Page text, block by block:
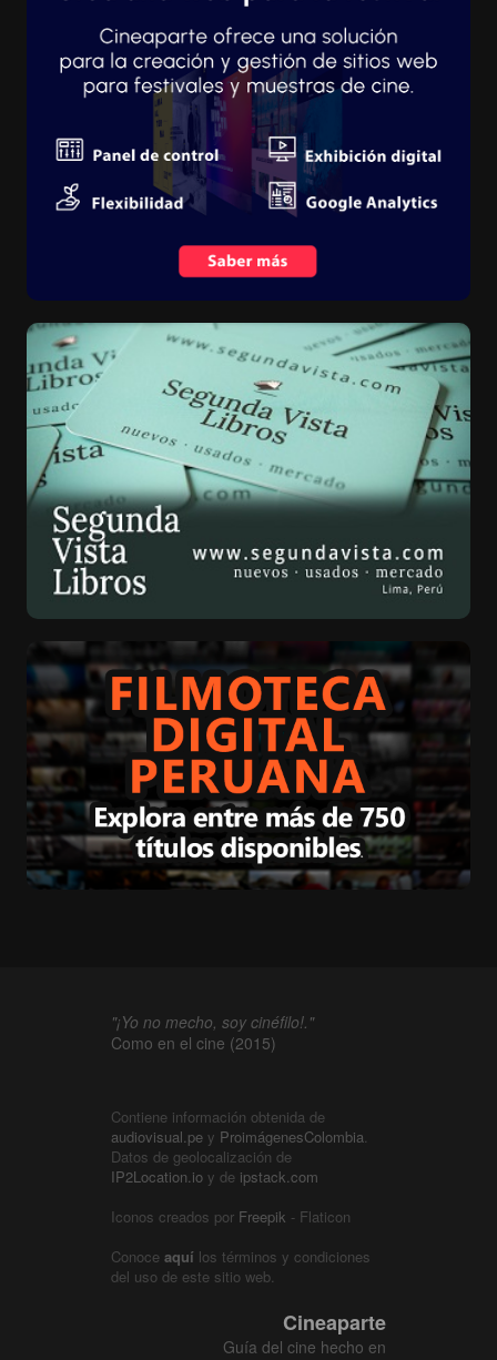
"¡Yo no mecho, soy cinéfilo!."
Como en el cine (2015)
Contiene información obtenida de
audiovisual.pe y ProimágenesColombia
Datos de geolocalización de
IP2Location.io y de ipstack.com
Iconos creados por Freepik - Flaticon
Conoce aquí los términos y condiciones
del uso de este sitio web.
Cineaparte
Guía del cine hecho en